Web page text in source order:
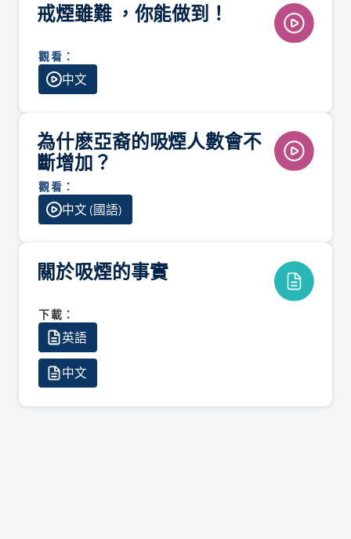
戒煙雖難 ，你能做到！
觀看：
中文
為什麽亞裔的吸煙人數會不
斷增加？
觀看：
中文 (國語)
關於吸煙的事實
下載：
英語
中文